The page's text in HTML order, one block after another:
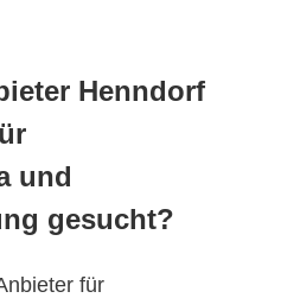
Henndorf
und
gesucht?
für